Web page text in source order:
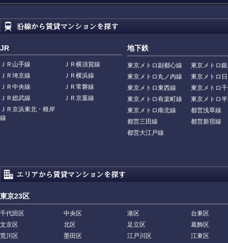
JR
ＪＲ山手線
ＪＲ横須賀線
ＪＲ埼京線
ＪＲ横浜線
ＪＲ中央線
ＪＲ常磐線
ＪＲ総武線
ＪＲ京葉線
ＪＲ京浜東北・根岸
線
地下鉄
東京メトロ副都心線
東京メトロ
東京メトロ丸ノ内線
東京メトロ
東京メトロ東西線
東京メトロ
東京メトロ有楽町線
東京メトロ
東京メトロ南北線
都営浅草線
都営三田線
都営新宿線
都営大江戸線
東京23区
千代田区 中央区 港区
台東区
文京区
北区 足立区
葛飾区
荒川区
墨田区 江戸川区
江東区